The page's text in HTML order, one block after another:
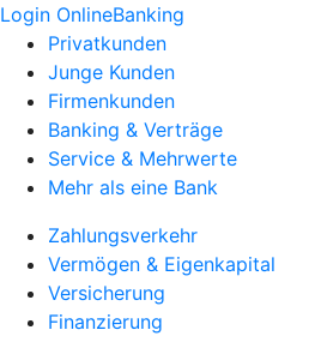
Login OnlineBanking
Privatkunden
Junge Kunden
Firmenkunden
Banking & Verträge
Service & Mehrwerte
Mehr als eine Bank
Zahlungsverkehr
Vermögen & Eigenkapital
Versicherung
Finanzierung